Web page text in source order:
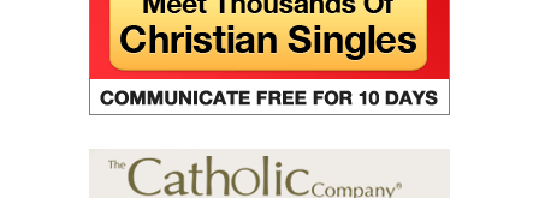
Послание к Галатам. (Гал)
Послание к Ефесянам. (Еф)
Послание к Филиппийцам. (Флп)
Первое послание к Фессалоникийцам. (1 Фес)
Второе послание к Фессалоникийцам. (2 Фес)